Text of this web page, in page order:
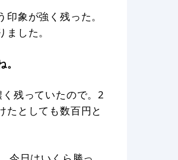
象が強く残った。
した。
残っていたので。2
たとしても数百円と